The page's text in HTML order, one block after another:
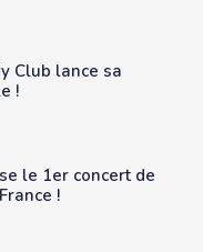
Club lance sa
!
le 1er concert de
!